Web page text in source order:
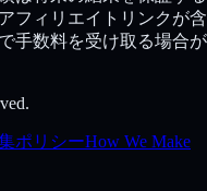
フィリエイトリンクが
手数料を受け取る場合
ポリシーHow We Make